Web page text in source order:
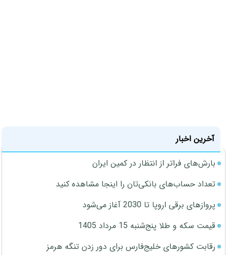
آخرین اخبار
بارش‌های فراتر از انتظار در کمین ایران
تعداد حساب‌های بانکی‌تان را اینجا مشاهده کنید
پروازهای برقی اروپا تا 2030 آغاز می‌شود
قیمت سکه و طلا پنج‌شنبه 15 مرداد 1405
رقابت کشورهای خلیج‌فارس برای دور زدن تنگه هرمز